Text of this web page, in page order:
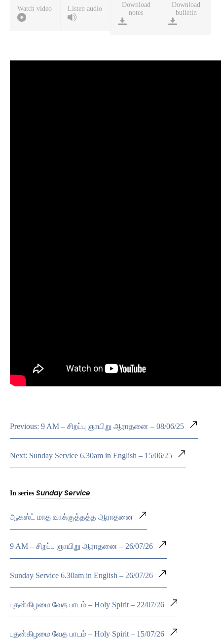
Watch video Listen audio
Download
notes
Download
bulletin
Previous: 9 AM – சிறப்பு ஞாயிறு ஆராதனை – 08/06/25
Next: Sunday Service 6.30am in English – 15/06/25
In series Sunday Service
ஆகஸ்ட் மாத வாக்குத்தத்த ஆராதனை
9 AM – சிறப்பு ஞாயிறு ஆராதனை – 26/07/26
Sunday Service 6.30am in English – 26/07/26
புதன்கிழமை வேத பாடம் – Holy Spirit – 22/07/26
புதன்கிழமை வேத பாடம் – Holy Spirit – 15/07/26